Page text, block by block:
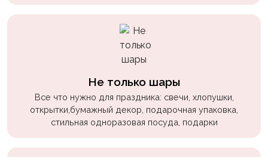
Не только шары
Все что нужно для праздника: свечи, хлопушки,
открытки,бумажный декор, подарочная упаковка,
стильная одноразовая посуда, подарки
Недетские
(18+)